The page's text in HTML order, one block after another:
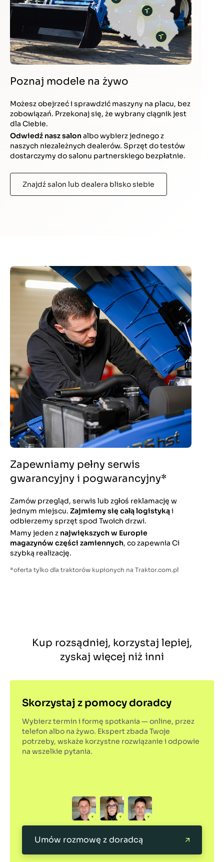
Poznaj modele na żywo
Możesz obejrzeć i sprawdzić maszyny na placu, bez
zobowiązań. Przekonaj się, że wybrany ciągnik jest
dla Ciebie.
Odwiedź nasz salonalbo wybierz jednego z
naszych niezależnych dealerów. Sprzęt do testów
dostarczymy do salonu partnerskiego bezpłatnie.
Znajdź salon lub dealera blisko siebie
Zapewniamy pełny serwis
gwarancyjny i pogwarancyjny*
Zamów przegląd, serwis lub zgłoś reklamację w
jednym miejscu. Zajmiemy się całą logistykąi
odbierzemy sprzęt spod Twoich drzwi.
Mamy jeden z największych w Europie
magazynów części zamiennych, co zapewnia Ci
szybką realizację.
*oferta tylko dla traktorów kupionych na Traktor.com.pl
Kup rozsądniej, korzystaj lepiej,
zyskaj więcej niż inni
Skorzystaj z pomocy doradcy
Wybierz termin i formę spotkania — online, przez
telefon albo na żywo. Ekspert zbada Twoje
potrzeby, wskaże korzystne rozwiązanie i odpowie
na wszelkie pytania.
Umów rozmowę z doradcą